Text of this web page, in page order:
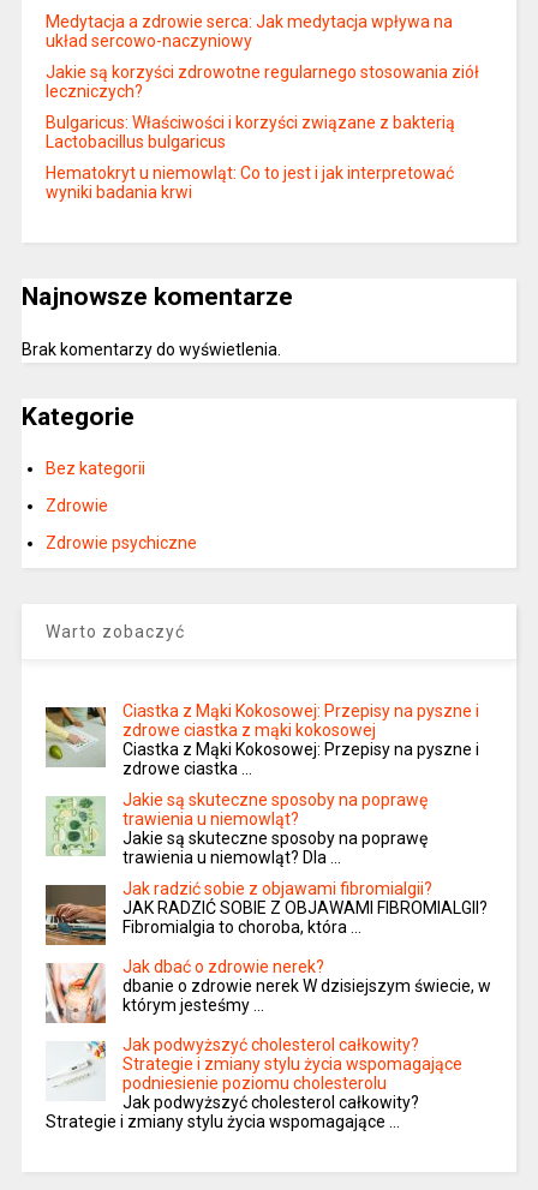
Medytacja a zdrowie serca: Jak medytacja wpływa na
układ sercowo-naczyniowy
Jakie są korzyści zdrowotne regularnego stosowania ziół
leczniczych?
Bulgaricus: Właściwości i korzyści związane z bakterią
Lactobacillus bulgaricus
Hematokryt u niemowląt: Co to jest i jak interpretować
wyniki badania krwi
Najnowsze komentarze
Brak komentarzy do wyświetlenia.
Kategorie
Bez kategorii
Zdrowie
Zdrowie psychiczne
Warto zobaczyć
Ciastka z Mąki Kokosowej: Przepisy na pyszne i
zdrowe ciastka z mąki kokosowej
Ciastka z Mąki Kokosowej: Przepisy na pyszne i
zdrowe ciastka …
Jakie są skuteczne sposoby na poprawę
trawienia u niemowląt?
Jakie są skuteczne sposoby na poprawę
trawienia u niemowląt? Dla …
Jak radzić sobie z objawami fibromialgii?
JAK RADZIĆ SOBIE Z OBJAWAMI FIBROMIALGII?
Fibromialgia to choroba, która …
Jak dbać o zdrowie nerek?
dbanie o zdrowie nerek W dzisiejszym świecie, w
którym jesteśmy …
Jak podwyższyć cholesterol całkowity?
Strategie i zmiany stylu życia wspomagające
podniesienie poziomu cholesterolu
Jak podwyższyć cholesterol całkowity?
Strategie i zmiany stylu życia wspomagające …